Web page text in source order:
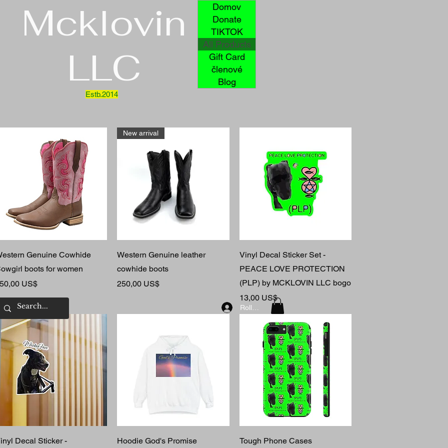
Mcklovin
LLC
Estb.2014
Domov
Donate
TIKTOK
All Products
Gift Card
členové
Blog
Roll Call
Rychlý náhled
Genuine Cowhide
boots for women
US$
Rychlý náhled
New arrival
Western Genuine leather
cowhide boots
Cena
250,00 US$
Rychlý náhled
Vinyl Decal Sticker Set -
PEACE LOVE PROTECTION
(PLP) by MCKLOVIN LLC bogo
Cena
13,00 US$
Rychlý náhled
Decal Sticker -
Rychlý náhled
Hoodie God's Promise
Rychlý náhled
Tough Phone Cases